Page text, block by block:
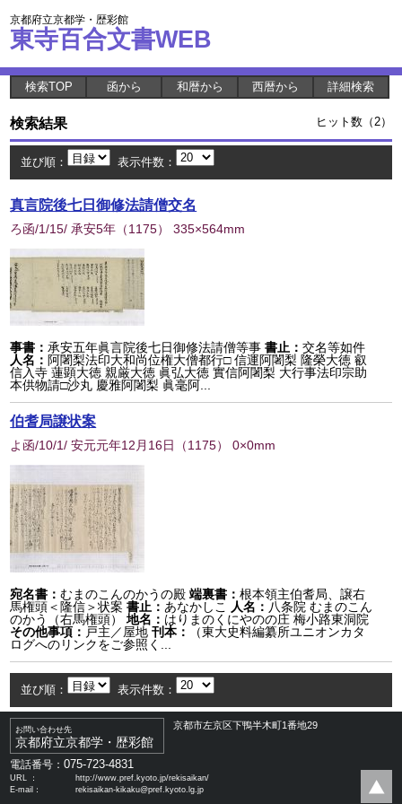
京都府立京都学・歴彩館
東寺百合文書WEB
検索TOP 函から 和暦から 西暦から 詳細検索
検索結果 ヒット数（2）
並び順： 表示件数：
真言院後七日御修法請僧交名
ろ函/1/15/ 承安5年 （1175） 335×564mm
事書：承安五年眞言院後七日御修法請僧等事 書止：交名等如件
人名： 阿闍梨法印大和尚位権大僧都行□ 信運阿闍梨 隆榮大徳 叡
信入寺 蓮顕大徳 親厳大徳 眞弘大徳 實信阿闍梨 大行事法印宗助
本供物請□沙丸 慶雅阿闍梨 眞毫阿...
伯耆局譲状案
よ函/10/1/ 安元元年12月16日 （1175） 0×0mm
宛名書：むまのこんのかうの殿 端裏書：根本領主伯耆局、譲右
馬権頭＜隆信＞状案 書止： あなかしこ 人名： 八条院 むまのこん
のかう（右馬権頭）
地名： はりまのくにやのの庄 梅小路東洞院
その他事項： 戸主／屋地 刊本：
（東大史料編纂所ユニオンカタ
ログへのリンクをご参照く...
並び順： 表示件数：
お問い合わせ先
京都府立京都学・歴彩館
京都市左京区下鴨半木町1番地29
電話番号：075-723-4831
URL ：
http://www.pref.kyoto.jp/rekisaikan/
E-mail：
rekisaikan-kikaku@pref.kyoto.lg.jp